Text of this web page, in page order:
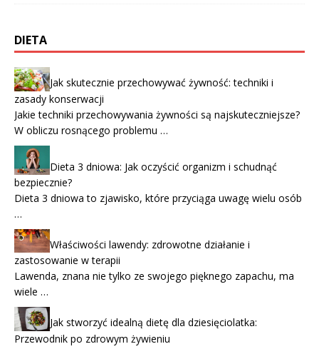
DIETA
Jak skutecznie przechowywać żywność: techniki i
zasady konserwacji
Jakie techniki przechowywania żywności są najskuteczniejsze?
W obliczu rosnącego problemu …
Dieta 3 dniowa: Jak oczyścić organizm i schudnąć
bezpiecznie?
Dieta 3 dniowa to zjawisko, które przyciąga uwagę wielu osób
…
Właściwości lawendy: zdrowotne działanie i
zastosowanie w terapii
Lawenda, znana nie tylko ze swojego pięknego zapachu, ma
wiele …
Jak stworzyć idealną dietę dla dziesięciolatka:
Przewodnik po zdrowym żywieniu